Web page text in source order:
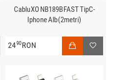
Cablu XO NB189B FAST TipC-
Iphone Alb (2metri)
2490RON